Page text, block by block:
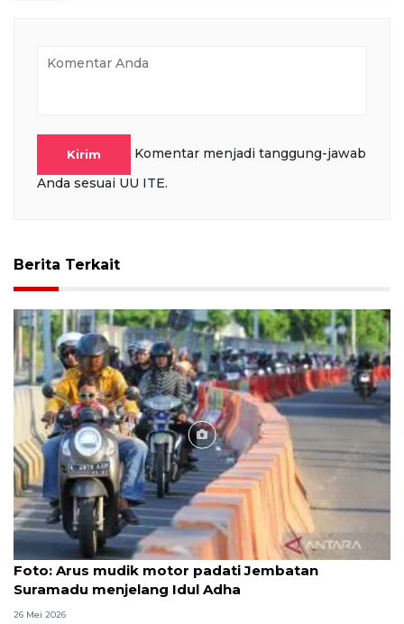
Kirim
Komentar menjadi tanggung-jawab
Anda sesuai UU ITE.
Berita Terkait
Foto
Foto: Arus mudik motor padati Jembatan
Suramadu menjelang Idul Adha
26 Mei 2026